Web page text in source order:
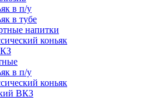
в п/у
в тубе
напитки
коньяк
в п/у
коньяк
ВКЗ